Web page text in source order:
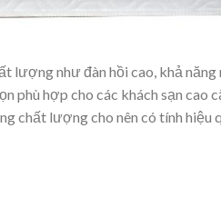
lượng như đàn hồi cao, khả
phù hợp cho các khách sạn cao
chất lượng cho nên có tính hiệu